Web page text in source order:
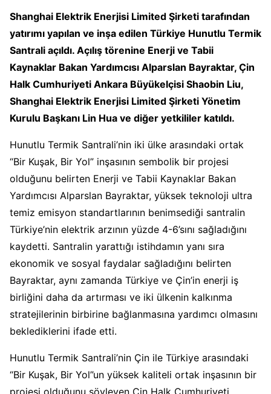
Shanghai Elektrik Enerjisi Limited Şirketi tarafından
yatırımı yapılan ve inşa edilen Türkiye Hunutlu Termik
Santrali açıldı. Açılış törenine Enerji ve Tabii
Kaynaklar Bakan Yardımcısı Alparslan Bayraktar, Çin
Halk Cumhuriyeti Ankara Büyükelçisi Shaobin Liu,
Shanghai Elektrik Enerjisi Limited Şirketi Yönetim
Kurulu Başkanı Lin Hua ve diğer yetkililer katıldı.
Hunutlu Termik Santrali’nin iki ülke arasındaki ortak
“Bir Kuşak, Bir Yol” inşasının sembolik bir projesi
olduğunu belirten Enerji ve Tabii Kaynaklar Bakan
Yardımcısı Alparslan Bayraktar, yüksek teknoloji ultra
temiz emisyon standartlarının benimsediği santralin
Türkiye’nin elektrik arzının yüzde 4-6’sını sağladığını
kaydetti. Santralin yarattığı istihdamın yanı sıra
ekonomik ve sosyal faydalar sağladığını belirten
Bayraktar, aynı zamanda Türkiye ve Çin’in enerji iş
birliğini daha da artırması ve iki ülkenin kalkınma
stratejilerinin birbirine bağlanmasına yardımcı olmasını
beklediklerini ifade etti.
Hunutlu Termik Santrali’nin Çin ile Türkiye arasındaki
“Bir Kuşak, Bir Yol”un yüksek kaliteli ortak inşasının bir
projesi olduğunu söyleyen Çin Halk Cumhuriyeti